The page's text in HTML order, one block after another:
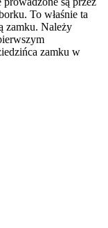
To właśnie ta
zamku. Należy
zamku w